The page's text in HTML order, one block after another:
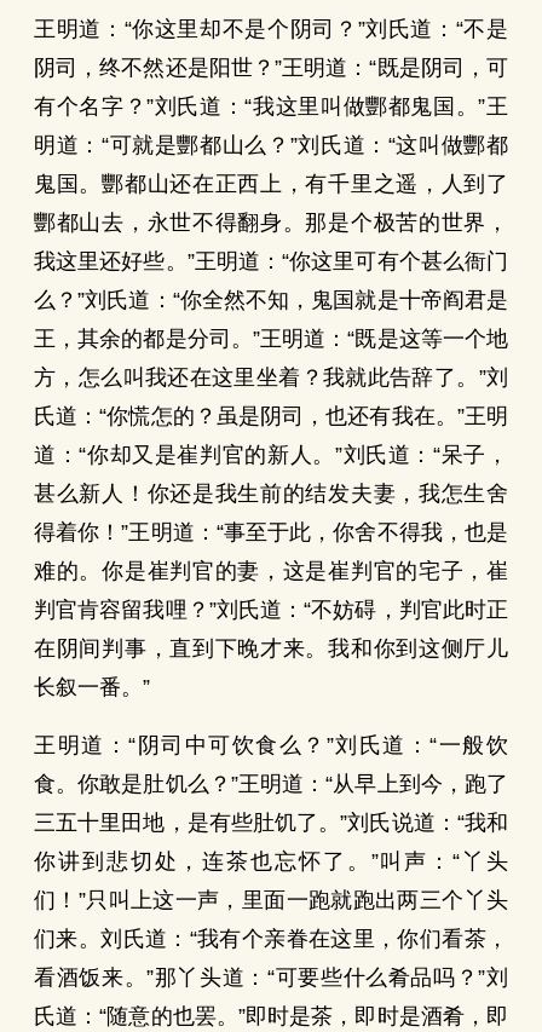
王明道：“你这里却不是个阴司？”刘氏道：“不是
阴司，终不然还是阳世？”王明道：“既是阴司，可
有个名字？”刘氏道：“我这里叫做酆都鬼国。”王
明道：“可就是酆都山么？”刘氏道：“这叫做酆都
鬼国。酆都山还在正西上，有千里之遥，人到了
酆都山去，永世不得翻身。那是个极苦的世界，
我这里还好些。”王明道：“你这里可有个甚么衙门
么？”刘氏道：“你全然不知，鬼国就是十帝阎君是
王，其余的都是分司。”王明道：“既是这等一个地
方，怎么叫我还在这里坐着？我就此告辞了。”刘
氏道：“你慌怎的？虽是阴司，也还有我在。”王明
道：“你却又是崔判官的新人。”刘氏道：“呆子，
甚么新人！你还是我生前的结发夫妻，我怎生舍
得着你！”王明道：“事至于此，你舍不得我，也是
难的。你是崔判官的妻，这是崔判官的宅子，崔
判官肯容留我哩？”刘氏道：“不妨碍，判官此时正
在阴间判事，直到下晚才来。我和你到这侧厅儿
长叙一番。”
王明道：“阴司中可饮食么？”刘氏道：“一般饮
食。你敢是肚饥么？”王明道：“从早上到今，跑了
三五十里田地，是有些肚饥了。”刘氏说道：“我和
你讲到悲切处，连茶也忘怀了。”叫声：“丫头
们！”只叫上这一声，里面一跑就跑出两三个丫头
们来。刘氏道：“我有个亲眷在这里，你们看茶，
看酒饭来。”那丫头道：“可要些什么肴品吗？”刘
氏道：“随意的也罢。”即时是茶，即时是酒肴，即